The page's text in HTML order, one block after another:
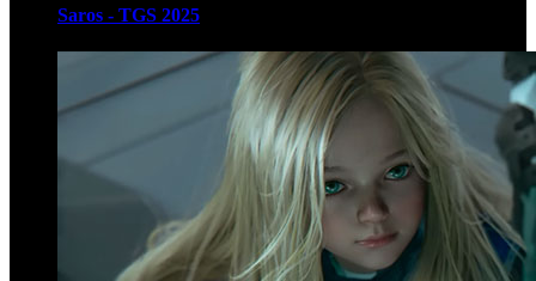
Saros - TGS 2025